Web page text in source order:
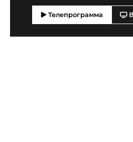
Телепрограмма